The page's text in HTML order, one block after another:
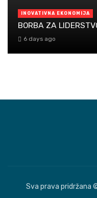
INOVATIVNA EKONOMIJA
BORBA ZA
6 days ago
Sva prava pridržana